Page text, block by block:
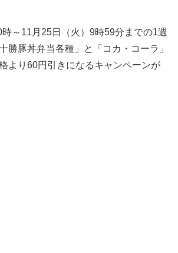
～11月25日（火）9時59分までの1週
勝豚丼弁当各種」と「コカ・コーラ」
より60円引きになるキャンペーンが